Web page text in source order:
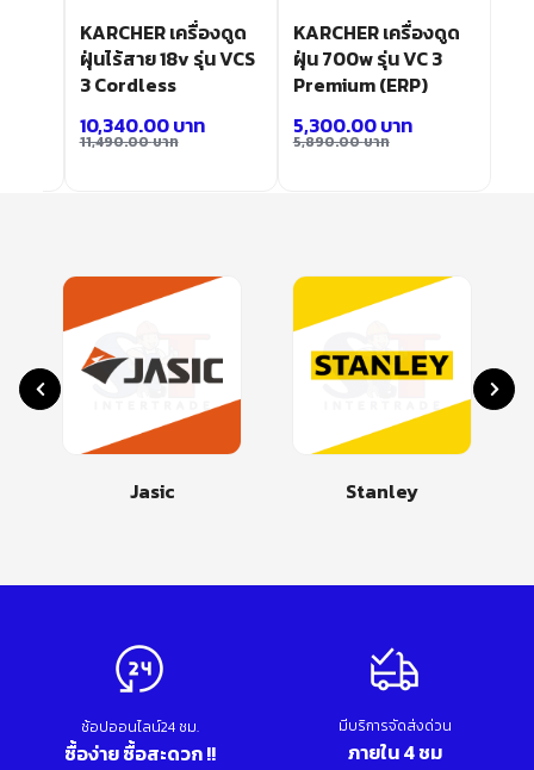
KARCHER เครื่องดูด
ฝุ่นไร้สาย 18v รุ่น VCS
3 Cordless
11,490.00บาท
10,340.00บาท
KARCHER เครื่องดูด
ฝุ่น 700w รุ่น VC 3
Premium (ERP)
5,890.00บาท
5,300.00บาท
Jasic Stanley
ช้อปออนไลน์24 ชม.
ซื้อง่าย ซื้อสะดวก !!
มีบริการจัดส่งด่วน
ภายใน 4 ชม